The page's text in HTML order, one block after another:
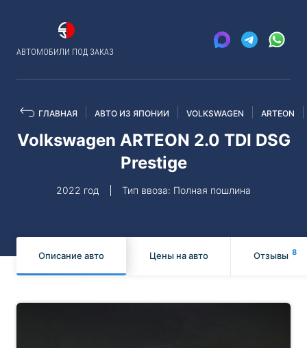
АВТОМОБИЛИ ПОД ЗАКАЗ
ГЛАВНАЯ АВТО ИЗ ЯПОНИИ VOLKSWAGEN ARTEON
Volkswagen ARTEON 2.0 TDI DSG
Prestige
2022 год Тип ввоза: Полная пошлина
Описание авто Цены на авто Отзывы 8